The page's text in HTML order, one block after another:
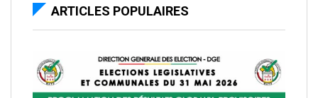
ARTICLES POPULAIRES